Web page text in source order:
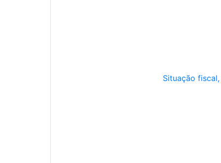
Situação